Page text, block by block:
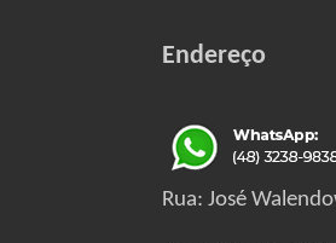
Endereço
Rua: José